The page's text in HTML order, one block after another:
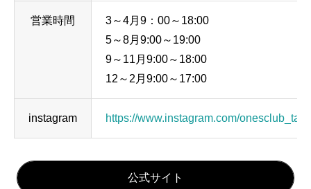
営業時間
3～4月9：00～18:00
5～8月9:00～19:00
9～11月9:00～18:00
12～2月9:00～17:00
instagram https://www.instagram.com/
公式サイト